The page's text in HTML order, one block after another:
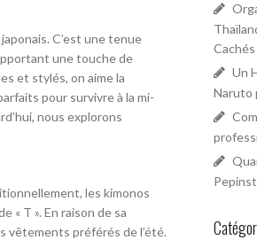
C’est une tenue
une touche de
et stylés, on aime la
pour survivre à la mi-
nous explorons
les kimonos
« T ». En raison de sa
vêtements préférés de l’été.
r
:Cachés
Un
Naruto